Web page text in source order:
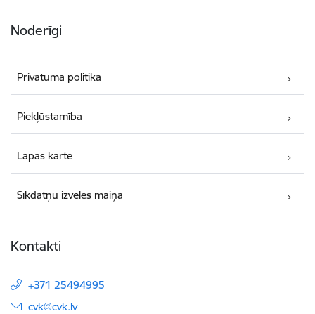
Noderīgi
Privātuma politika
Piekļūstamība
Lapas karte
Sīkdatņu izvēles maiņa
Kontakti
+371 25494995
E-pasts:
cvk@cvk.lv